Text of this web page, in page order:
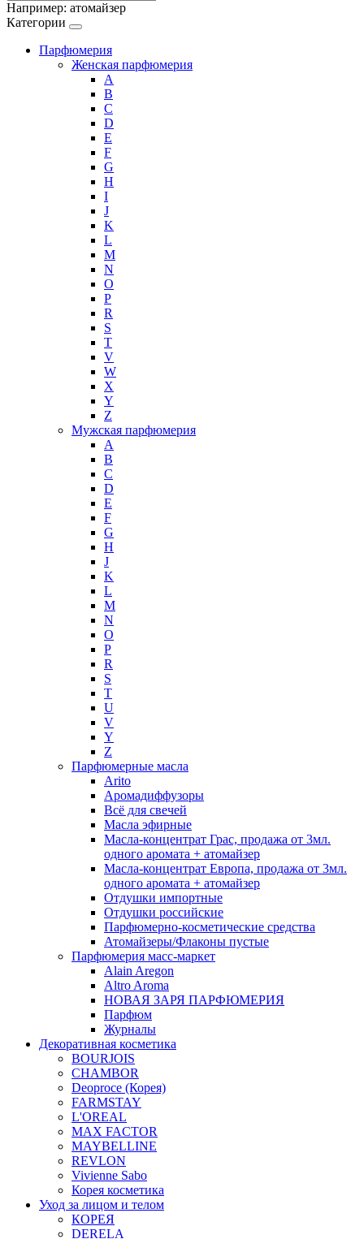
Например: атомайзер
Категории
Парфюмерия
Женская парфюмерия
A
B
C
D
E
F
G
H
I
J
K
L
M
N
O
P
R
S
T
V
W
X
Y
Z
Мужская парфюмерия
A
B
C
D
E
F
G
H
J
K
L
M
N
O
P
R
S
T
U
V
Y
Z
Парфюмерные масла
Arito
Аромадиффузоры
Всё для свечей
Масла эфирные
Масла-концентрат Грас, продажа от 3мл.
одного аромата + атомайзер
Масла-концентрат Европа, продажа от 3мл.
одного аромата + атомайзер
Отдушки импортные
Отдушки российские
Парфюмерно-косметические средства
Атомайзеры/Флаконы пустые
Парфюмерия масс-маркет
Alain Aregon
Altro Aroma
НОВАЯ ЗАРЯ ПАРФЮМЕРИЯ
Парфюм
Журналы
Декоративная косметика
BOURJOIS
CHAMBOR
Deoproce (Корея)
FARMSTAY
L'OREAL
MAX FACTOR
MAYBELLINE
REVLON
Vivienne Sabo
Корея косметика
Уход за лицом и телом
КОРЕЯ
DERELA